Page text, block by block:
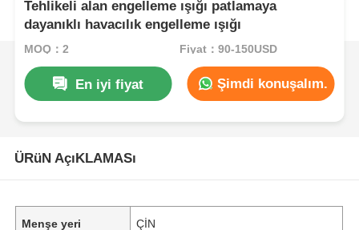
Tehlikeli alan engelleme ışığı patlamaya
dayanıklı havacılık engelleme ışığı
MOQ：2 Fiyat：90-150USD
En iyi fiyat Şimdi konuşalım.
ÜRüN AçıKLAMASı
Menşe yeri ÇİN